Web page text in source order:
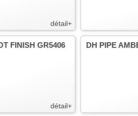
détail+
détail+
FINISH GR5406 DH PIPE